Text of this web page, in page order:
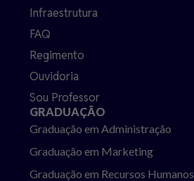
Infraestrutura
FAQ
Regimento
Ouvidoria
Sou Professor
GRADUAÇÃO
Graduação em Administração
Graduação em Marketing
Graduação em Recursos Humanos